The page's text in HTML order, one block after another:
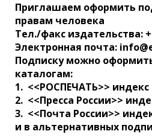
Приглашаем оформить
правам человека
Тел./факс издательства:
Электронная почта:
Подписку можно
каталогам:
1. <<РОСПЕЧАТЬ>> индекс
2. <<Пресса России>>
3. <<Почта России>>
и в альтернативных